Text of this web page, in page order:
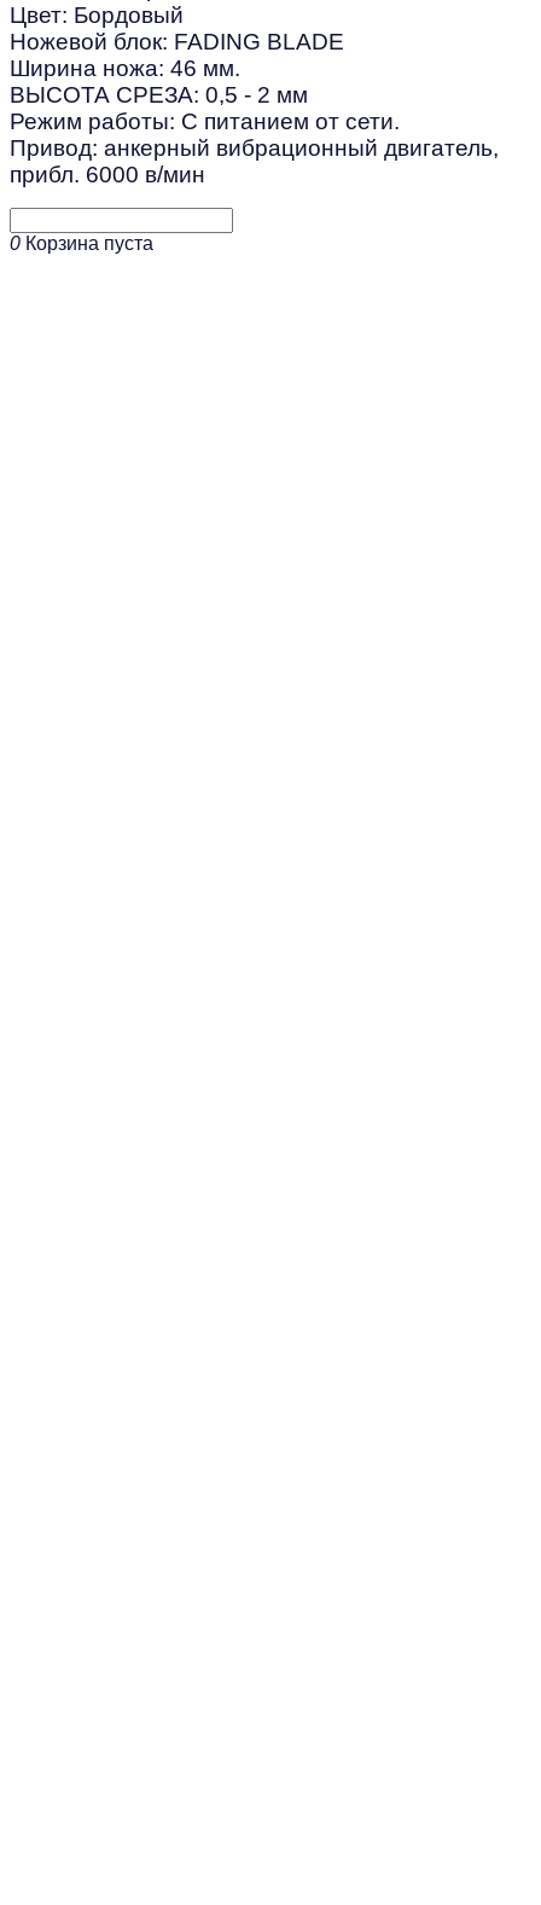
Цвет: Бордовый
Ножевой блок: FADING BLADE
Ширина ножа: 46 мм.
ВЫСОТА СРЕЗА: 0,5 - 2 мм
Режим работы: С питанием от сети.
Привод: анкерный вибрационный двигатель,
прибл. 6000 в/мин
0 Корзина пуста